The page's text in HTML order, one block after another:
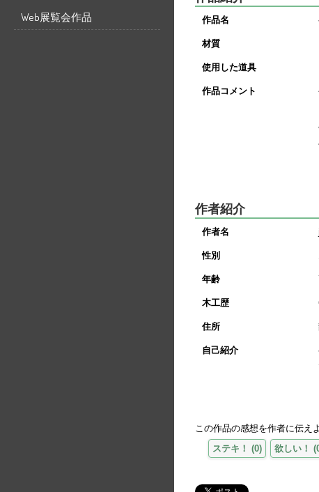
Web展覧会作品
作品名
材質
使用した道具
作品コメント
作者紹介
作者名
性別
年齢
木工歴
住所
自己紹介
この作品の感想を作者に伝え
ステキ！ (0) 欲しい！ (